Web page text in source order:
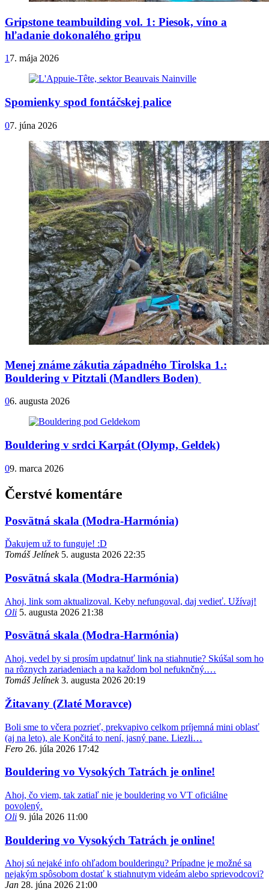
Gripstone teambuilding vol. 1: Piesok, víno a
hľadanie dokonalého gripu
1 7. mája 2026
Spomienky spod fontáčskej palice
07. júna 2026
Menej známe zákutia západného Tirolska 1.:
Bouldering v Pitztali (Mandlers Boden)
06. augusta 2026
Bouldering v srdci Karpát (Olymp, Geldek)
09. marca 2026
Čerstvé komentáre
Posvätná skala (Modra-Harmónia)
Ďakujem už to funguje! :D
Tomáš Jelínek 5. augusta 2026 22:35
Posvätná skala (Modra-Harmónia)
Ahoj, link som aktualizoval. Keby nefungoval, daj vedieť. Užívaj!
Oli 5. augusta 2026 21:38
Posvätná skala (Modra-Harmónia)
Ahoj, vedel by si prosím updatnuť link na stiahnutie? Skúšal som ho
na rôznych zariadeniach a na každom bol nefuknčný.…
Tomáš Jelínek 3. augusta 2026 20:19
Žitavany (Zlaté Moravce)
Boli sme to včera pozrieť, prekvapivo celkom príjemná mini oblasť
(aj na leto), ale Končitá to není, jasný pane. Liezli…
Fero 26. júla 2026 17:42
Bouldering vo Vysokých Tatrách je online!
Ahoj, čo viem, tak zatiaľ nie je bouldering vo VT oficiálne
povolený.
Oli 9. júla 2026 11:00
Bouldering vo Vysokých Tatrách je online!
Ahoj sú nejaké info ohľadom boulderingu? Prípadne je možné sa
nejakým spôsobom dostať k stiahnutym videám alebo sprievodcovi?
Jan 28. júna 2026 21:00